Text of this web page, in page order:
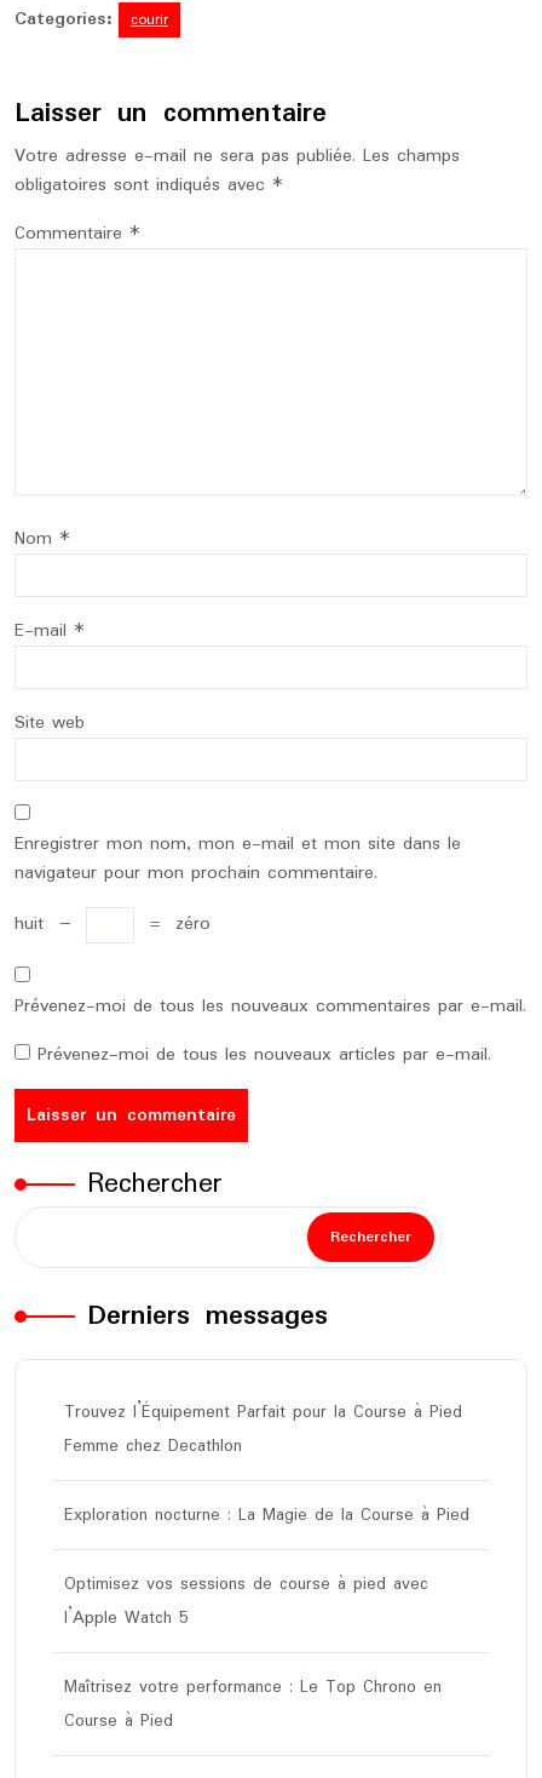
Categories:
courir
Laisser un commentaire
Votre adresse e-mail ne sera pas publiée. Les champs
obligatoires sont indiqués avec *
Commentaire *
Nom *
E-mail *
Site web
Enregistrer mon nom, mon e-mail et mon site dans le
navigateur pour mon prochain commentaire.
huit − = zéro
Prévenez-moi de tous les nouveaux commentaires par e-mail.
Prévenez-moi de tous les nouveaux articles par e-mail.
Rechercher
Rechercher
Derniers messages
Trouvez l’Équipement Parfait pour la Course à Pied
Femme chez Decathlon
Exploration nocturne : La Magie de la Course à Pied
Optimisez vos sessions de course à pied avec
l’Apple Watch 5
Maîtrisez votre performance : Le Top Chrono en
Course à Pied